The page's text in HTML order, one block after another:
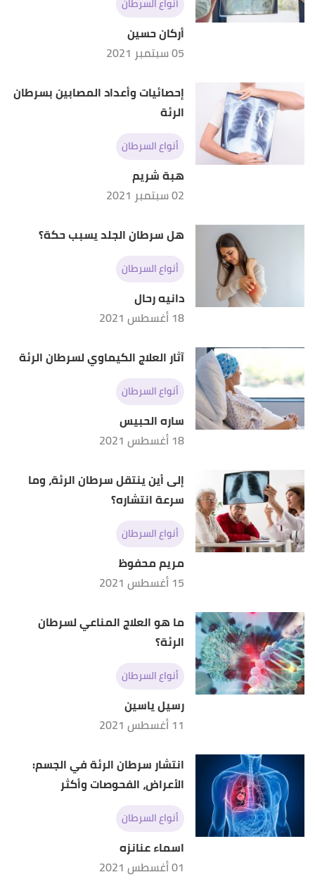
NYU Langone Health , Retrieved 9/6/2021.
أنواع السرطان
أركان حسين
05 سبتمبر 2021
إحصائيات وأعداد المصابين بسرطان
الرئة
أنواع السرطان
هبة شريم
02 سبتمبر 2021
هل سرطان الجلد يسبب حكة؟
أنواع السرطان
دانيه رحال
18 أغسطس 2021
آثار العلاج الكيماوي لسرطان الرئة
أنواع السرطان
ساره الحبيس
18 أغسطس 2021
إلى أين ينتقل سرطان الرئة، وما
سرعة انتشاره؟
أنواع السرطان
مريم محفوظ
15 أغسطس 2021
ما هو العلاج المناعي لسرطان
الرئة؟
أنواع السرطان
رسيل ياسين
11 أغسطس 2021
انتشار سرطان الرئة في الجسم:
الأعراض، الفحوصات وأكثر
أنواع السرطان
اسماء عنانزه
01 أغسطس 2021